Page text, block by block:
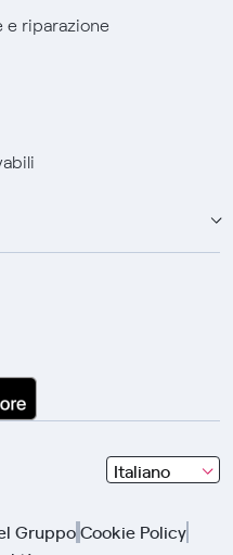
e riparazione
Italiano
seleziona
una
con
GruppoCookie Policy